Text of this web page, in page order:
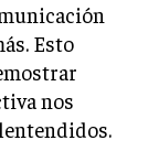
Esto
nos